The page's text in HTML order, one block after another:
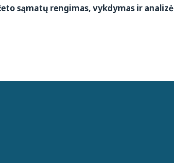
sąmatų rengimas, vykdymas ir analizė